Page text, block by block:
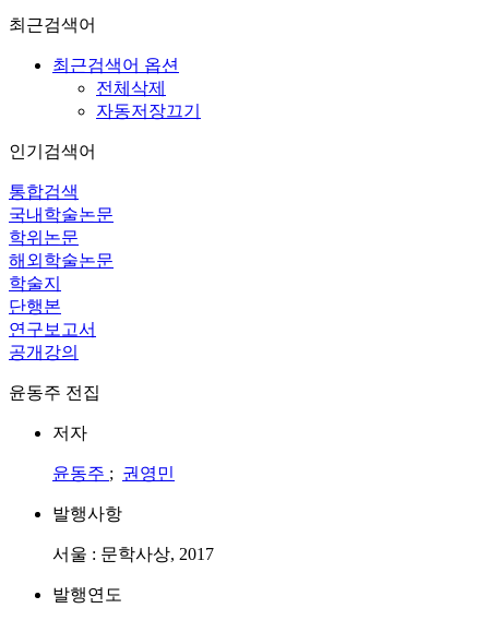
최근검색어
최근검색어 옵션
전체삭제
자동저장끄기
인기검색어
통합검색
국내학술논문
학위논문
해외학술논문
학술지
단행본
연구보고서
공개강의
윤동주 전집
저자
윤동주 ; 권영민
발행사항
서울 : 문학사상, 2017
발행연도